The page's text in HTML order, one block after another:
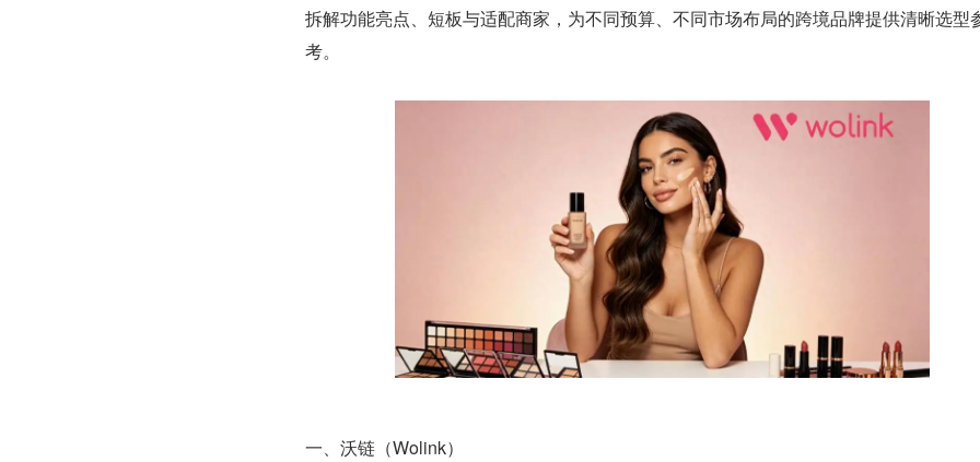
拆解功能亮点、短板与适配商家，为不同预算、不同市场布局的跨境品牌提供清晰选型
考。
一、沃链（Wolink）